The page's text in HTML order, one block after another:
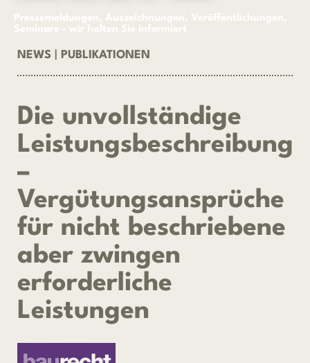
Pressemeldungen, Auszeichnungen, Veröffentlichungen,
Seminare - wir halten Sie informiert
NEWS PUBLIKATIONEN
Die unvollständige
Leistungsbeschreibung
–
Vergütungsansprüche
für nicht beschriebene
aber zwingen
erforderliche
Leistungen